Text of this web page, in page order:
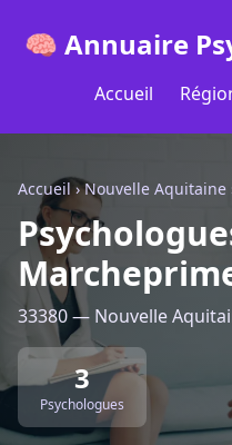
🧠 Annuaire
Accueil
Accueil ›Nouvelle Aquitaine
33380 — Nouvelle
3
Psychologues